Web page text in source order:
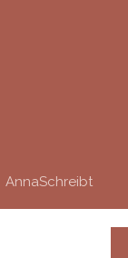
AnnaSchreibt